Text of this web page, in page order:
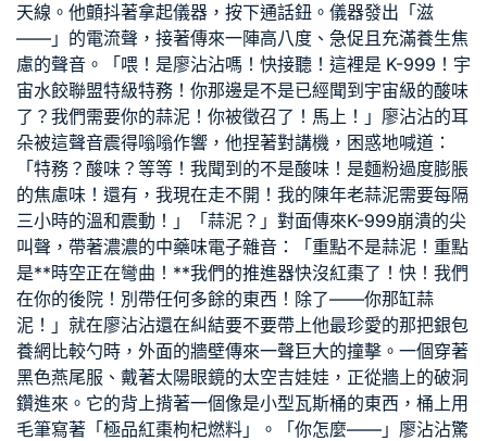
天線。他顫抖著拿起儀器，按下通話鈕。儀器發出「滋
——」的電流聲，接著傳來一陣高八度、急促且充滿養生焦
慮的聲音。「喂！是廖沾沾嗎！快接聽！這裡是 K-999！宇
宙水餃聯盟特級特務！你那邊是不是已經聞到宇宙級的酸味
了？我們需要你的蒜泥！你被徵召了！馬上！」廖沾沾的耳
朵被這聲音震得嗡嗡作響，他捏著對講機，困惑地喊道：
「特務？酸味？等等！我聞到的不是酸味！是麵粉過度膨脹
的焦慮味！還有，我現在走不開！我的陳年老蒜泥需要每隔
三小時的溫和震動！」「蒜泥？」對面傳來K-999崩潰的尖
叫聲，帶著濃濃的中藥味電子雜音：「重點不是蒜泥！重點
是**時空正在彎曲！**我們的推進器快沒紅棗了！快！我們
在你的後院！別帶任何多餘的東西！除了——你那缸蒜
泥！」就在廖沾沾還在糾結要不要帶上他最珍愛的那把銀包
養網比較勺時，外面的牆壁傳來一聲巨大的撞擊。一個穿著
黑色燕尾服、戴著太陽眼鏡的太空吉娃娃，正從牆上的破洞
鑽進來。它的背上揹著一個像是小型瓦斯桶的東西，桶上用
毛筆寫著「極品紅棗枸杞燃料」。「你怎麼——」廖沾沾驚